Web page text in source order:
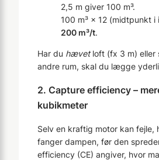
2,5 m giver 100 m³.
100 m³ × 12 (midt­punkt i
200 m³/t.
Har du hævetloft (fx 3 m) eller
andre rum, skal du lægge
2. Capture efficiency –
kubikmeter
Selv en kraftig motor kan fejle,
fanger dampen, før den
efficiency (CE) angiver, hvor